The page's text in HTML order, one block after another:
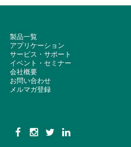
製品一覧
アプリケーション
サービス・サポート
イベント・セミナー
会社概要
お問い合わせ
メルマガ登録